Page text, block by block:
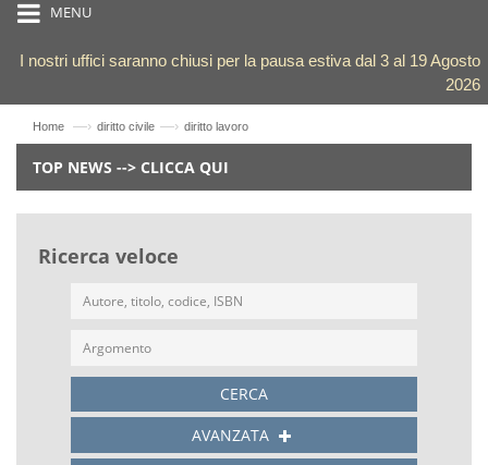
MENU
I nostri uffici saranno chiusi per la pausa estiva dal 3 al 19 Agosto
2026
Home —› diritto civile —› diritto lavoro
TOP NEWS --> CLICCA QUI
Ricerca veloce
CERCA
AVANZATA